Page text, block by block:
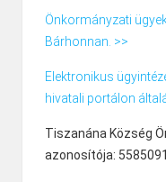
Önkormányzati
Bárhonnan. >>
Elektronikus
hivatali portálon
Tiszanána Község
azonosítója: